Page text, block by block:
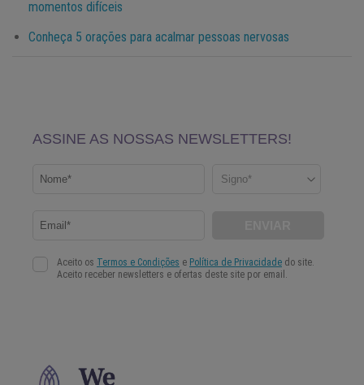
momentos difíceis
Conheça 5 orações para acalmar pessoas nervosas